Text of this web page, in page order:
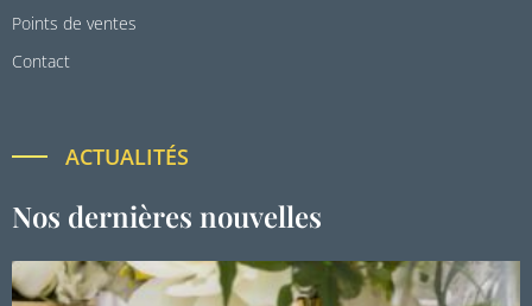
Points de ventes
Contact
ACTUALITÉS
Nos dernières nouvelles